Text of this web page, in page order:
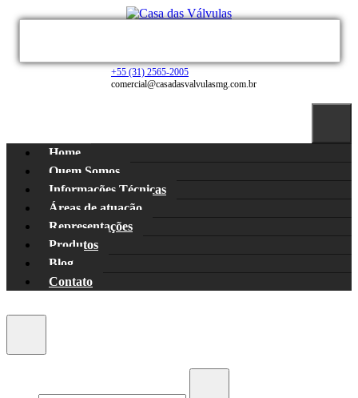
+55 (31) 2565-2005
comercial@casadasvalvulasmg.com.br
Home
Quem Somos
Informações Técnicas
Áreas de atuação
Representações
Produtos
Blog
Contato